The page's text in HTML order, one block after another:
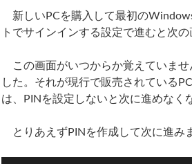
新しいPCを購入して最初の
トでサインインする設定で進むと次
この画面がいつからか覚えていませ
した。それが現行で販売されている
は、PINを設定しないと次に進めなく
とりあえずPINを作成して次に進み